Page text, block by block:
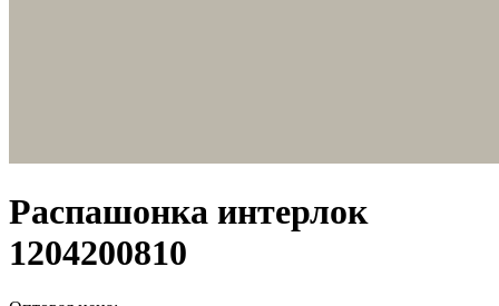
Распашонка интерлок
1204200810